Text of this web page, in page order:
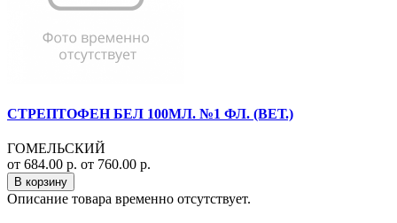
СТРЕПТОФЕН БЕЛ 100МЛ. №1 ФЛ. (ВЕТ.)
ГОМЕЛЬСКИЙ
от 684.00 р. от 760.00 р.
В корзину
Описание товара временно отсутствует.